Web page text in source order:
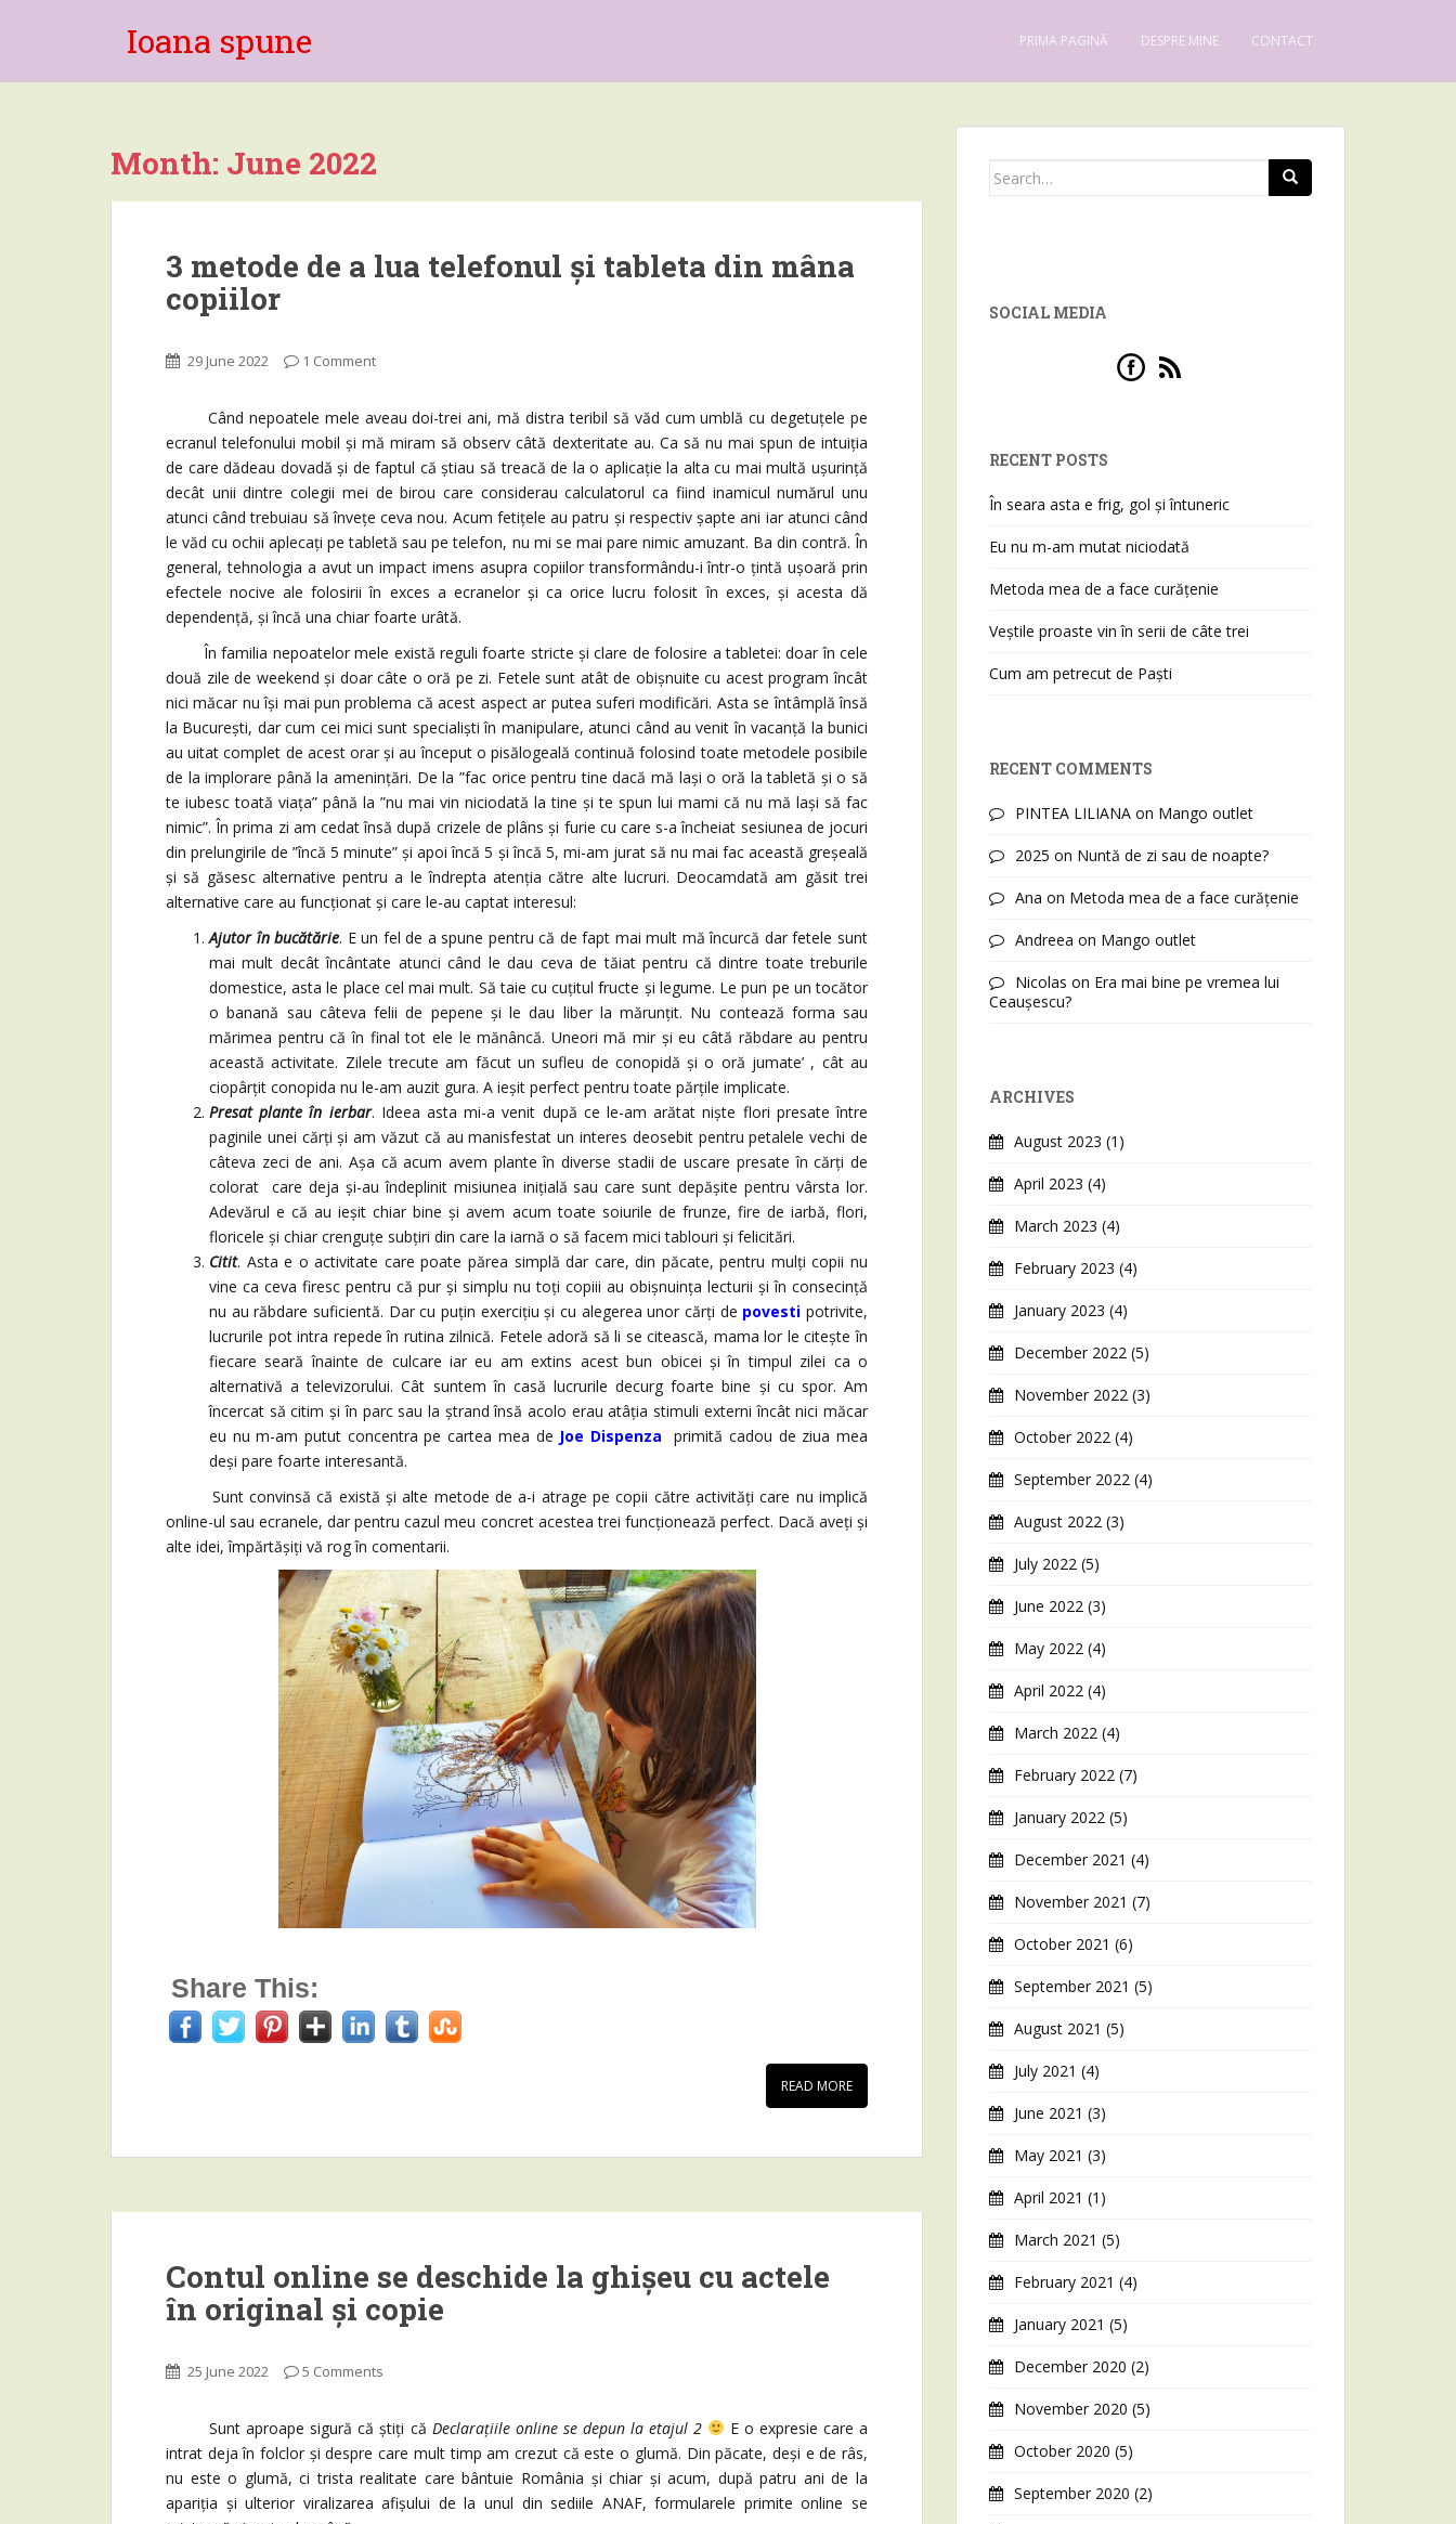
Ioana spune PRIMA PAGINĂ DESPRE MINE CONTACT
Month: June 2022
3 metode de a lua telefonul și tableta din mâna
copiilor
29 June 2022 1 Comment
Când nepoatele mele aveau doi-trei ani, mă distra teribil să văd cum umblă cu degetuțele pe
ecranul telefonului mobil și mă miram să observ câtă dexteritate au. Ca să nu mai spun de intuiția
de care dădeau dovadă și de faptul că știau să treacă de la o aplicație la alta cu mai multă ușurință
decât unii dintre colegii mei de birou care considerau calculatorul ca fiind inamicul numărul unu
atunci când trebuiau să învețe ceva nou. Acum fetițele au patru și respectiv șapte ani iar atunci când
le văd cu ochii aplecați pe tabletă sau pe telefon, nu mi se mai pare nimic amuzant. Ba din contră. În
general, tehnologia a avut un impact imens asupra copiilor transformându-i într-o țintă ușoară prin
efectele nocive ale folosirii în exces a ecranelor și ca orice lucru folosit în exces, și acesta dă
dependență, și încă una chiar foarte urâtă.
În familia nepoatelor mele există reguli foarte stricte și clare de folosire a tabletei: doar în cele
două zile de weekend și doar câte o oră pe zi. Fetele sunt atât de obișnuite cu acest program încât
nici măcar nu își mai pun problema că acest aspect ar putea suferi modificări. Asta se întâmplă însă
la București, dar cum cei mici sunt specialiști în manipulare, atunci când au venit în vacanță la bunici
au uitat complet de acest orar și au început o pisălogeală continuă folosind toate metodele posibile
de la implorare până la amenințări. De la ”fac orice pentru tine dacă mă lași o oră la tabletă și o să
te iubesc toată viața” până la ”nu mai vin niciodată la tine și te spun lui mami că nu mă lași să fac
nimic”. În prima zi am cedat însă după crizele de plâns și furie cu care s-a încheiat sesiunea de jocuri
din prelungirile de ”încă 5 minute” și apoi încă 5 și încă 5, mi-am jurat să nu mai fac această greșeală
și să găsesc alternative pentru a le îndrepta atenția către alte lucruri. Deocamdată am găsit trei
alternative care au funcționat și care le-au captat interesul:
Ajutor în bucătărie. E un fel de a spune pentru că de fapt mai mult mă încurcă dar fetele sunt
mai mult decât încântate atunci când le dau ceva de tăiat pentru că dintre toate treburile
domestice, asta le place cel mai mult. Să taie cu cuțitul fructe și legume. Le pun pe un tocător
o banană sau câteva felii de pepene și le dau liber la mărunțit. Nu contează forma sau
mărimea pentru că în final tot ele le mănâncă. Uneori mă mir și eu câtă răbdare au pentru
această activitate. Zilele trecute am făcut un sufleu de conopidă și o oră jumate’ , cât au
ciopârțit conopida nu le-am auzit gura. A ieșit perfect pentru toate părțile implicate.
Presat plante în ierbar. Ideea asta mi-a venit după ce le-am arătat niște flori presate între
paginile unei cărți și am văzut că au manisfestat un interes deosebit pentru petalele vechi de
câteva zeci de ani. Așa că acum avem plante în diverse stadii de uscare presate în cărți de
colorat care deja și-au îndeplinit misiunea inițială sau care sunt depășite pentru vârsta lor.
Adevărul e că au ieșit chiar bine și avem acum toate soiurile de frunze, fire de iarbă, flori,
floricele și chiar crenguțe subțiri din care la iarnă o să facem mici tablouri și felicitări.
Citit. Asta e o activitate care poate părea simplă dar care, din păcate, pentru mulți copii nu
vine ca ceva firesc pentru că pur și simplu nu toți copiii au obișnuința lecturii și în consecință
nu au răbdare suficientă. Dar cu puțin exercițiu și cu alegerea unor cărți de povesti potrivite,
lucrurile pot intra repede în rutina zilnică. Fetele adoră să li se citească, mama lor le citește în
fiecare seară înainte de culcare iar eu am extins acest bun obicei și în timpul zilei ca o
alternativă a televizorului. Cât suntem în casă lucrurile decurg foarte bine și cu spor. Am
încercat să citim și în parc sau la ștrand însă acolo erau atâția stimuli externi încât nici măcar
eu nu m-am putut concentra pe cartea mea de Joe Dispenza
primită cadou de ziua mea
deși pare foarte interesantă.
Sunt convinsă că există și alte metode de a-i atrage pe copii către activități care nu implică
online-ul sau ecranele, dar pentru cazul meu concret acestea trei funcționează perfect. Dacă aveți și
alte idei, împărtășiți vă rog în comentarii.
Share This:
READ MORE
Contul online se deschide la ghișeu cu actele
în original și copie
25 June 2022 5 Comments
Sunt aproape sigură că știți că Declarațiile online se depun la etajul 2
E o expresie care a
intrat deja în folclor și despre care mult timp am crezut că este o glumă. Din păcate, deși e de râs,
nu este o glumă, ci trista realitate care bântuie România și chiar și acum, după patru ani de la
apariția și ulterior viralizarea afișului de la unul din sediile ANAF, formularele primite online se
Search for:
SOCIAL MEDIA
RECENT POSTS
În seara asta e frig, gol și întuneric
Eu nu m-am mutat niciodată
Metoda mea de a face curățenie
Veștile proaste vin în serii de câte trei
Cum am petrecut de Paști
RECENT COMMENTS
PINTEA LILIANA on Mango outlet
2025 on Nuntă de zi sau de noapte?
Ana on Metoda mea de a face curățenie
Andreea on Mango outlet
Nicolas on Era mai bine pe vremea lui
Ceaușescu?
ARCHIVES
August 2023 (1)
April 2023 (4)
March 2023 (4)
February 2023 (4)
January 2023 (4)
December 2022 (5)
November 2022 (3)
October 2022 (4)
September 2022 (4)
August 2022 (3)
July 2022 (5)
June 2022 (3)
May 2022 (4)
April 2022 (4)
March 2022 (4)
February 2022 (7)
January 2022 (5)
December 2021 (4)
November 2021 (7)
October 2021 (6)
September 2021 (5)
August 2021 (5)
July 2021 (4)
June 2021 (3)
May 2021 (3)
April 2021 (1)
March 2021 (5)
February 2021 (4)
January 2021 (5)
December 2020 (2)
November 2020 (5)
October 2020 (5)
September 2020 (2)